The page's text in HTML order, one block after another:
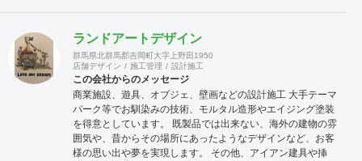
ランドアートデザイン
群馬県北群馬郡吉岡町大字上野田1950
店舗デザイン
施工管理 設計施工
この会社からのメッセージ
商業施設、遊具、オブジェ、壁画などの設計施工 大手テーマ
パーク等でお馴染みの技術、モルタル造形やエイジング塗装
を得意としています。 既製品では出来ない、海外の建物の雰
囲気や、昔からその場所にあったようなデザインなど、お客
様の思い出や夢を実現します。 その他、アイアン建具や挿